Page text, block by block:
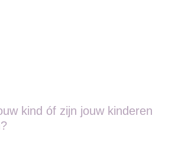
kind óf zijn jouw kinderen